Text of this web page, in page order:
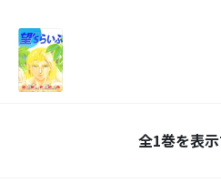
全1巻を表